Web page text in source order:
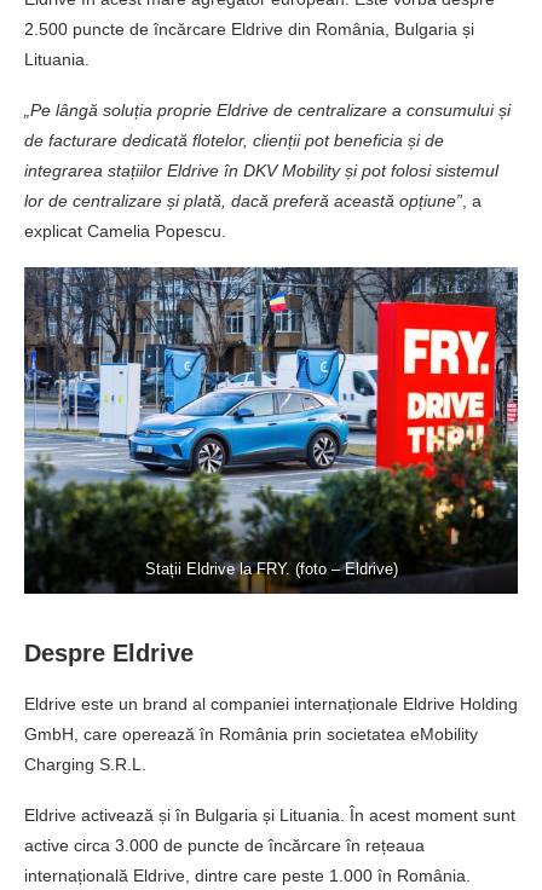
2.500 puncte de încărcare Eldrive din România, Bulgaria și
Lituania.
„Pe lângă soluția proprie Eldrive de centralizare a consumului și
de facturare dedicată flotelor, clienții pot beneficia și de
integrarea stațiilor Eldrive în DKV Mobility și pot folosi sistemul
lor de centralizare și plată, dacă preferă această opțiune”, a
explicat Camelia Popescu.
Stații Eldrive la FRY. (foto – Eldrive)
Despre Eldrive
Eldrive este un brand al companiei internaționale Eldrive Holding
GmbH, care operează în România prin societatea eMobility
Charging S.R.L.
Eldrive activează și în Bulgaria și Lituania. În acest moment sunt
active circa 3.000 de puncte de încărcare în rețeaua
internațională Eldrive, dintre care peste 1.000 în România.